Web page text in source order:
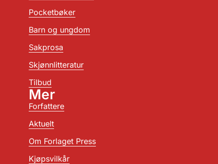
Pocketbøker
Barn og ungdom
Sakprosa
Skjønnlitteratur
Tilbud
Mer
Forfattere
Aktuelt
Om Forlaget Press
Kjøpsvilkår